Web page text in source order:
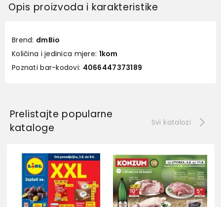
Opis proizvoda i karakteristike
Brend: dmBio
Količina i jedinica mjere: 1kom
Poznati bar-kodovi: 4066447373189
Prelistajte popularne
kataloge
Svi katalozi